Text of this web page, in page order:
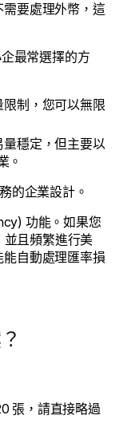
要處理外幣，這
最常選擇的方
制，您可以無限
穩定，但主要以
。
的企業設計。
功能。如果您
並且頻繁進行美
自動處理匯率損
張，請直接略過